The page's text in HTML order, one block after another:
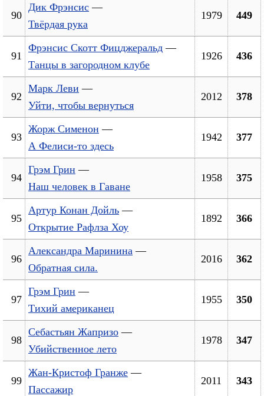
90
Дик Фрэнсис —
Твёрдая рука
1979 449
91
Фрэнсис Скотт Фицджеральд —
Танцы в загородном клубе
1926 436
92
Марк Леви —
Уйти, чтобы вернуться
2012 378
93
Жорж Сименон —
А Фелиси-то здесь
1942 377
94
Грэм Грин —
Наш человек в Гаване
1958 375
95
Артур Конан Дойль —
Открытие Рафлза Хоу
1892 366
96
Александра Маринина —
Обратная сила.
2016 362
97
Грэм Грин —
Тихий американец
1955 350
98
Себастьян Жапризо —
Убийственное лето
1978 347
99
Жан-Кристоф Гранже —
Пассажир
2011 343